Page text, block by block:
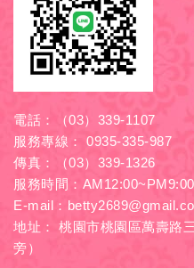
電話：
（03）339-1107
服務專線：
0935-335-987
傳真：（03）339-1326
服務時間：AM12:00~PM9:00
E-mail：
地址： 桃園市桃園區萬壽路
旁）